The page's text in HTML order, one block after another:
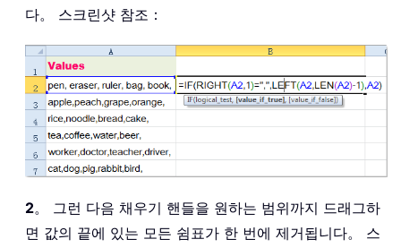
다。 스크린샷 참조：
2。 그런 다음 채우기 핸들을 원하는 범위까지 드래그하
면 값의 끝에 있는 모든 쉼표가 한 번에 제거됩니다。 스